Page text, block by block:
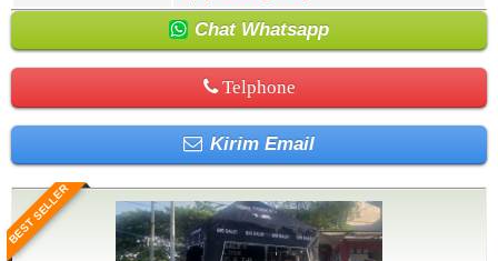
Chat Whatsapp
Telphone
Kirim Email
BEST SELLER